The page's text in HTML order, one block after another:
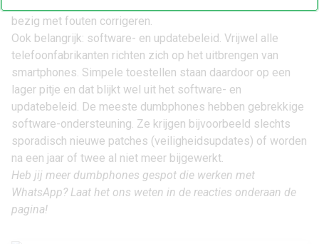
bezig met fouten corrigeren.
Ook belangrijk: software- en updatebeleid. Vrijwel alle
telefoonfabrikanten richten zich op het uitbrengen van
smartphones. Simpele toestellen staan daardoor op een
lager pitje en dat blijkt wel uit het software- en
updatebeleid. De meeste dumbphones hebben gebrekkige
software-ondersteuning. Ze krijgen bijvoorbeeld slechts
sporadisch nieuwe patches (veiligheidsupdates) of worden
na een jaar of twee al niet meer bijgewerkt.
Heb jij meer dumbphones gespot die werken met
WhatsApp? Laat het ons weten in de reacties onderaan de
pagina!